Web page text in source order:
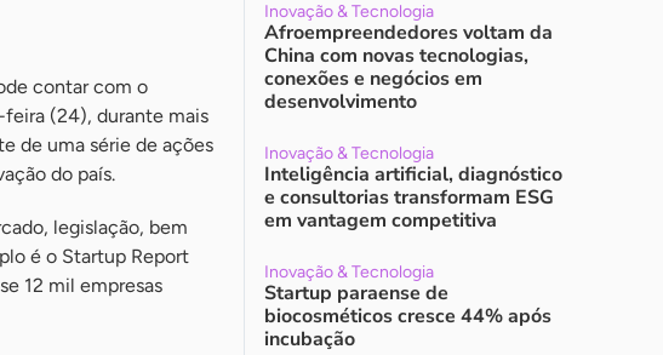
contar com o
(24), durante mais
de uma série de ações
do país.
legislação, bem
é o Startup Report
12 mil empresas
Inovação & Tecnologia
Afroempreendedores voltam da
China com novas tecnologias,
conexões e negócios em
desenvolvimento
Inovação & Tecnologia
Inteligência artificial, diagnóstico
e consultorias transformam ESG
em vantagem competitiva
Inovação & Tecnologia
Startup paraense de
biocosméticos cresce 44% após
incubação